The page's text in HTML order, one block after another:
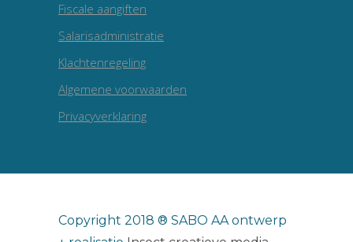
Fiscale aangiften
Salarisadministratie
Klachtenregeling
Algemene voorwaarden
Privacyverklaring
Copyright 2018 ® SABO AA ontwerp